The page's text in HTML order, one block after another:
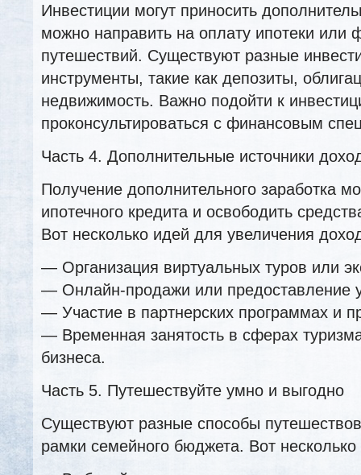
Инвестиции могут приносить
можно направить на оплату ипотеки или
путешествий. Существуют разные
инструменты, такие как депозиты,
недвижимость. Важно подойти к
проконсультироваться с финансовым
Часть 4. Дополнительные источники
Получение дополнительного заработка
ипотечного кредита и освободить
Вот несколько идей для увеличения
— Организация виртуальных туров или
— Онлайн-продажи или предоставление
— Участие в партнерских программах и
— Временная занятость в сферах туризма
бизнеса.
Часть 5. Путешествуйте умно и выгодно
Существуют разные способы
рамки семейного бюджета. Вот несколько